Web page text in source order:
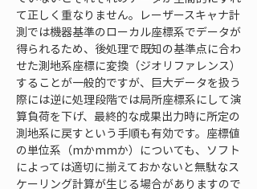
て正しく重なりません。レーザースキャナ計
測では機器基準のローカル座標系でデータが
得られるため、後処理で既知の基準点に合わ
せた測地系座標に変換（ジオリファレンス）
することが一般的ですが、巨大データを扱う
際には逆に処理段階では局所座標系にして演
算負荷を下げ、最終的な成果出力時に所定の
測地系に戻すという手順も有効です。座標値
の単位系（mかmmか）についても、ソフト
によっては適切に揃えておかないと無駄なス
ケーリング計算が生じる場合がありますので